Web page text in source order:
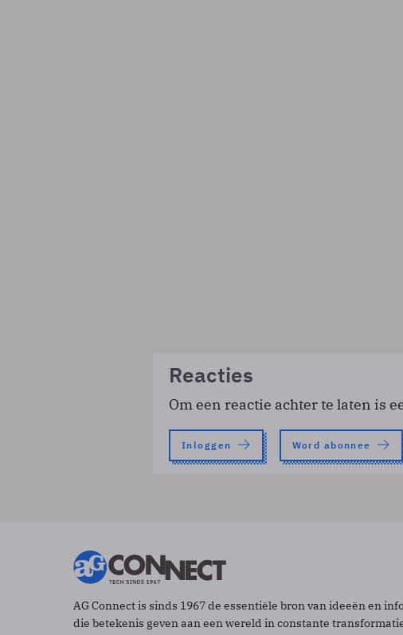
Reacties
Om een reactie achter te laten is
Inloggen Word abonnee
AG Connect is sinds 1967 de essentiële bron van ideeën en
die betekenis geven aan een wereld in constante